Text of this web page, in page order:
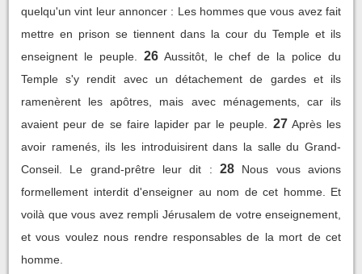
quelqu'un vint leur annoncer : Les hommes que vous avez fait
mettre en prison se tiennent dans la cour du Temple et ils
enseignent le peuple.
26 Aussitôt, le chef de la police du
Temple s'y rendit avec un détachement de gardes et ils
ramenèrent les apôtres, mais avec ménagements, car ils
avaient peur de se faire lapider par le peuple.
27 Après les
avoir ramenés, ils les introduisirent dans la salle du Grand-
Conseil. Le grand-prêtre leur dit :
28
Nous vous avions
formellement interdit d'enseigner au nom de cet homme. Et
voilà que vous avez rempli Jérusalem de votre enseignement,
et vous voulez nous rendre responsables de la mort de cet
homme.